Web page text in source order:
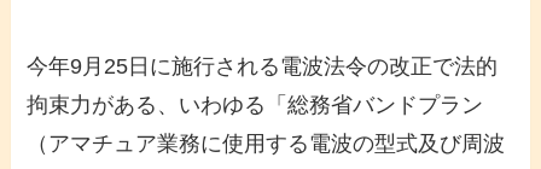
今年9月25日に施行される電波法令の改正で法的
拘束力がある、いわゆる「総務省バンドプラン
（アマチュア業務に使用する電波の型式及び周波